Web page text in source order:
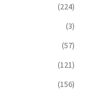
(224)
(3)
(57)
(121)
(156)